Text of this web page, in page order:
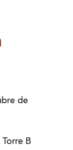
de
B